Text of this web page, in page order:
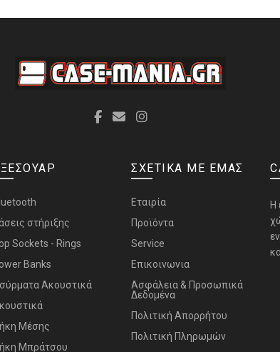
στήριξης
Sockets - Rings
Banks
Ακουστικά
Μέσης
Μπράτσου
ΣΧΕΤΙΚΑ ΜΕ ΕΜΑΣ
Εταιρία
Προϊόντα
Service
Επικοινωνια
Ασφάλεια & Προσωπικά
Δεδομένα
Πολιτική Απορρήτου
Πολιτική Πληρωμών
H